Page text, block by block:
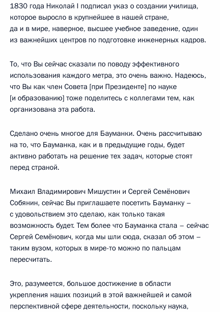
1830 года Николай I подписал указ о создании училища,
которое выросло в крупнейшее в нашей стране,
да и в мире, наверное, высшее учебное заведение, один
из важнейших центров по подготовке инженерных кадров.
То, что Вы сейчас сказали по поводу эффективного
использования каждого метра, это очень важно. Надеюсь,
что Вы как член Совета [при Президенте] по науке
[и образованию] тоже поделитесь с коллегами тем, как
организована эта работа.
Сделано очень многое для Бауманки. Очень рассчитываю
на то, что Бауманка, как и в предыдущие годы, будет
активно работать на решение тех задач, которые стоят
перед страной.
Михаил Владимирович Мишустин и Сергей Семёнович
Собянин, сейчас Вы приглашаете посетить Бауманку –
с удовольствием это сделаю, как только такая
возможность будет. Тем более что Бауманка стала – сейчас
Сергей Семёнович, когда мы шли сюда, сказал об этом –
таким вузом, которых в мире-то можно по пальцам
пересчитать.
Это, разумеется, большое достижение в области
укрепления наших позиций в этой важнейшей и самой
перспективной сфере деятельности, поскольку наука,